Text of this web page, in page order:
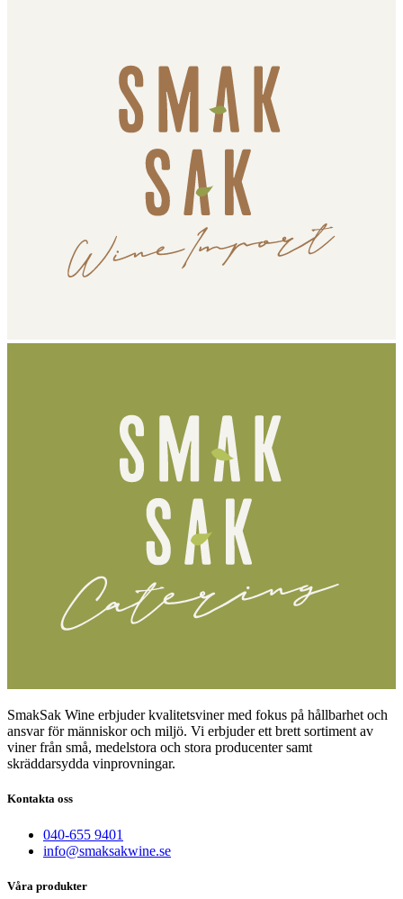
SmakSak Wine erbjuder kvalitetsviner med fokus på hållbarhet och
ansvar för människor och miljö. Vi erbjuder ett brett sortiment av
viner från små, medelstora och stora producenter samt
skräddarsydda vinprovningar.
Kontakta oss
040-655 9401
info@smaksakwine.se
Våra produkter